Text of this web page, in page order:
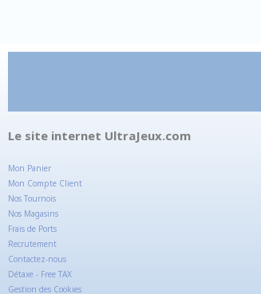
Le site internet UltraJeux.com
Mon Panier
Mon Compte Client
Nos Tournois
Nos Magasins
Frais de Ports
Recrutement
Contactez-nous
Détaxe - Free TAX
Gestion des Cookies